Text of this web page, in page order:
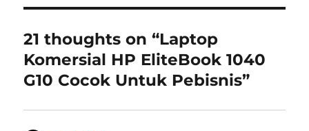
21 thoughts on “Laptop
Komersial HP EliteBook 1040
G10 Cocok Untuk Pebisnis”